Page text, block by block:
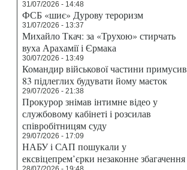
31/07/2026 - 14:48
ФСБ «шиє» Дурову тероризм
31/07/2026 - 13:37
Михайло Ткач: за «Трухою» стирчать
вуха Арахамії і Єрмака
30/07/2026 - 13:49
Командир військової частини примусив
83 підлеглих будувати йому маєток
29/07/2026 - 21:38
Прокурор знімав інтимне відео у
службовому кабінеті і розсилав
співробітницям суду
29/07/2026 - 17:09
НАБУ і САП пошукали у
ексвіцепрем’єрки незаконне збагачення